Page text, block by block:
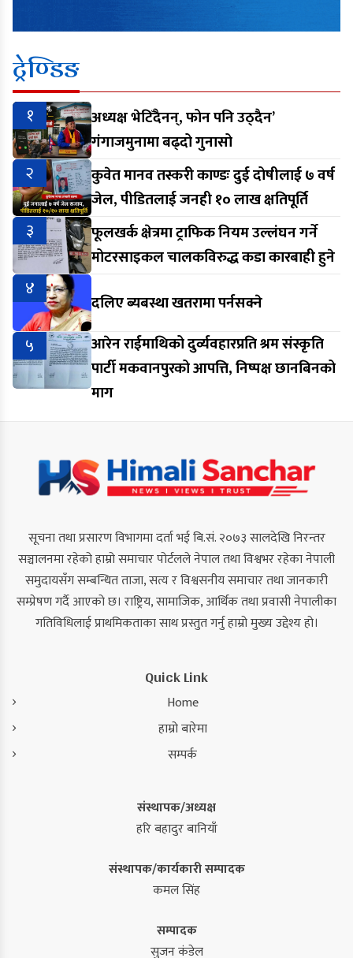
ट्रेण्डिङ
१
अध्यक्ष भेटिँदैनन्, फोन पनि उठ्दैन’
गंगाजमुनामा बढ्दो गुनासो
२
कुवेत मानव तस्करी काण्डः दुई दोषीलाई ७ वर्ष
जेल, पीडितलाई जनही १० लाख क्षतिपूर्ति
३
फूलखर्क क्षेत्रमा ट्राफिक नियम उल्लंघन गर्ने
मोटरसाइकल चालकविरुद्ध कडा कारबाही हुने
४
दलिए ब्यबस्था खतरामा पर्नसक्ने
५
आरेन राईमाथिको दुर्व्यवहारप्रति श्रम संस्कृति
पार्टी मकवानपुरको आपत्ति, निष्पक्ष छानबिनको
माग
सूचना तथा प्रसारण विभागमा दर्ता भई बि.सं. २०७३ सालदेखि निरन्तर
सञ्चालनमा रहेको हाम्रो समाचार पोर्टलले नेपाल तथा विश्वभर रहेका नेपाली
समुदायसँग सम्बन्धित ताजा, सत्य र विश्वसनीय समाचार तथा जानकारी
सम्प्रेषण गर्दै आएको छ। राष्ट्रिय, सामाजिक, आर्थिक तथा प्रवासी नेपालीका
गतिविधिलाई प्राथमिकताका साथ प्रस्तुत गर्नु हाम्रो मुख्य उद्देश्य हो।
Quick Link
Home
हाम्रो बारेमा
सम्पर्क
संस्थापक/अध्यक्ष
हरि बहादुर बानियाँ
संस्थापक/कार्यकारी सम्पादक
कमल सिंह
सम्पादक
सुजन कंडेल